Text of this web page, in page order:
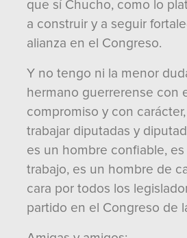
que sí Chucho, como lo
a construir y a seguir
alianza en el Congreso.
Y no tengo ni la menor
hermano guerrerense con
compromiso y con
trabajar diputadas y
es un hombre confiable,
trabajo, es un hombre de
cara por todos los
partido en el Congreso de